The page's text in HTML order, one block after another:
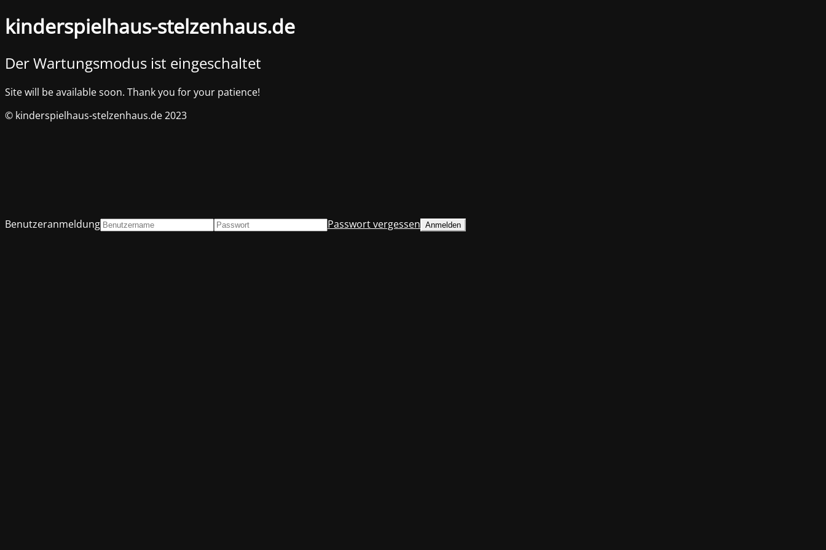
kinderspielhaus-stelzenhaus.de
Der Wartungsmodus ist eingeschaltet
Site will be available soon. Thank you for your patience!
© kinderspielhaus-stelzenhaus.de 2023
Benutzeranmeldung Passwort vergessen